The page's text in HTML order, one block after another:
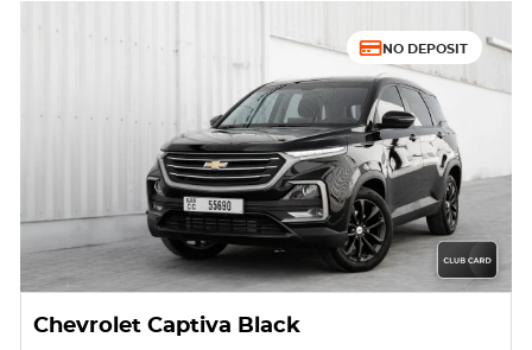
NO DEPOSIT
Chevrolet Captiva Black